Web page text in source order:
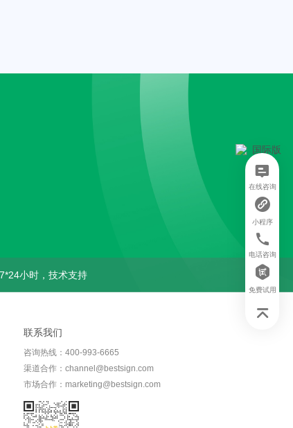
7*24小时，技术支持
联系我们
咨询热线：400-993-6665
渠道合作：channel@bestsign.com
市场合作：marketing@bestsign.com
在线咨询
小程序
电话咨询
免费试用